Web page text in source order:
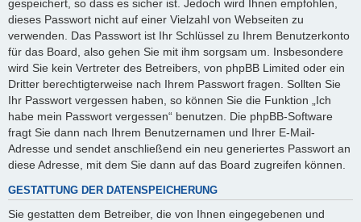
gespeichert, so dass es sicher ist. Jedoch wird Ihnen empfohlen,
dieses Passwort nicht auf einer Vielzahl von Webseiten zu
verwenden. Das Passwort ist Ihr Schlüssel zu Ihrem Benutzerkonto
für das Board, also gehen Sie mit ihm sorgsam um. Insbesondere
wird Sie kein Vertreter des Betreibers, von phpBB Limited oder ein
Dritter berechtigterweise nach Ihrem Passwort fragen. Sollten Sie
Ihr Passwort vergessen haben, so können Sie die Funktion „Ich
habe mein Passwort vergessen“ benutzen. Die phpBB-Software
fragt Sie dann nach Ihrem Benutzernamen und Ihrer E-Mail-
Adresse und sendet anschließend ein neu generiertes Passwort an
diese Adresse, mit dem Sie dann auf das Board zugreifen können.
GESTATTUNG DER DATENSPEICHERUNG
Sie gestatten dem Betreiber, die von Ihnen eingegebenen und